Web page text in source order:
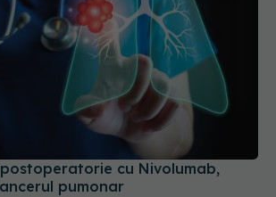
cu Nivolumab,
pumonar